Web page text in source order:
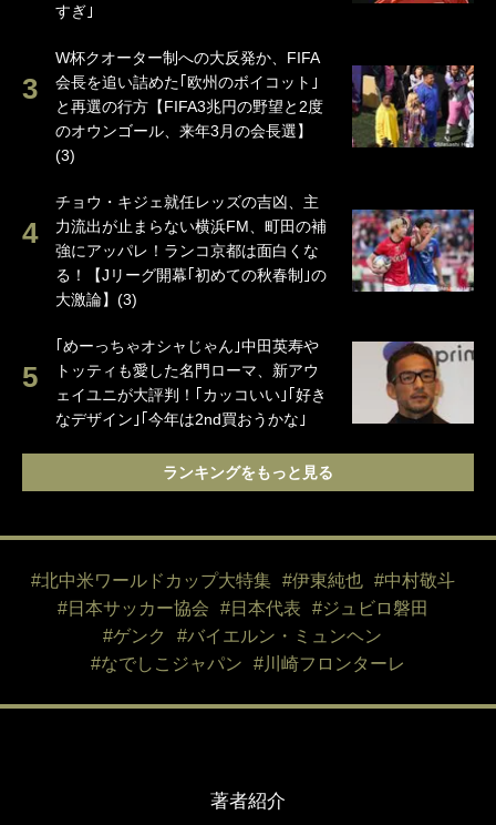
すぎ｣
W杯クオーター制への大反発か、FIFA
会長を追い詰めた｢欧州のボイコット｣
と再選の行方【FIFA3兆円の野望と2度
のオウンゴール、来年3月の会長選】
(3)
チョウ・キジェ就任レッズの吉凶、主
力流出が止まらない横浜FM、町田の補
強にアッパレ！ランコ京都は面白くな
る！【Jリーグ開幕｢初めての秋春制｣の
大激論】(3)
｢めーっちゃオシャじゃん｣中田英寿や
トッティも愛した名門ローマ、新アウ
ェイユニが大評判！｢カッコいい｣｢好き
なデザイン｣｢今年は2nd買おうかな｣
ランキングをもっと見る
#北中米ワールドカップ大特集 #伊東純也
#中村敬斗
#日本サッカー協会
#日本代表
#ジュビロ磐田
#ゲンク
#バイエルン・ミュンヘン
#なでしこジャパン
#川崎フロンターレ
著者紹介